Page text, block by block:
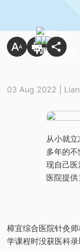
03 Aug 2022 |
从小就
多年的
现自己
医院提供
樟宜综合医院针灸
学课程时没获医科